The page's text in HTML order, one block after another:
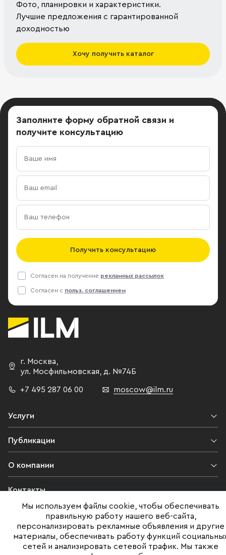
Фото, планировки и характеристики.
Лучшие предложения с гарантированной
доходностью
Хочу получить каталог
Заполните форму обратной связи и
получите консультацию
Получить консультацию
Согласен на получение рекламных рассылок
Согласен с польз. соглашением
г. Москва,
ул. Мосфильмовская, д. №74Б
+7 495 287 06 00 moscow@ilm.ru
Услуги
Публикации
О компании
Контакты
Юридическая информация
Мы используем файлы cookie, чтобы обеспечивать
правильную работу нашего веб-сайта,
персонализировать рекламные объявления и другие
материалы, обеспечивать работу функций
сетей и анализировать сетевой трафик. Мы также